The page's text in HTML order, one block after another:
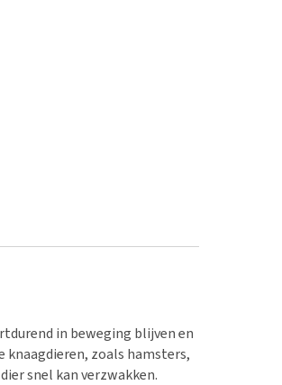
in beweging blijven en
zoals hamsters,
snel kan verzwakken.